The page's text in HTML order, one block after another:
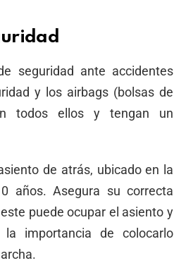
seguridad ante accidentes
y los airbags (bolsas de
todos ellos y tengan un
de atrás, ubicado en la
años. Asegura su correcta
puede ocupar el asiento y
importancia de colocarlo